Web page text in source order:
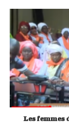
Les femmes